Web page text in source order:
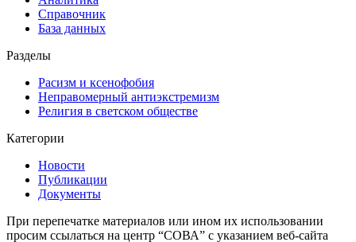
Справочник
База данных
Разделы
Расизм и ксенофобия
Неправомерный антиэкстремизм
Религия в светском обществе
Категории
Новости
Публикации
Документы
При перепечатке материалов или ином их использовании
просим ссылаться на центр “СОВА” с указанием веб-сайта